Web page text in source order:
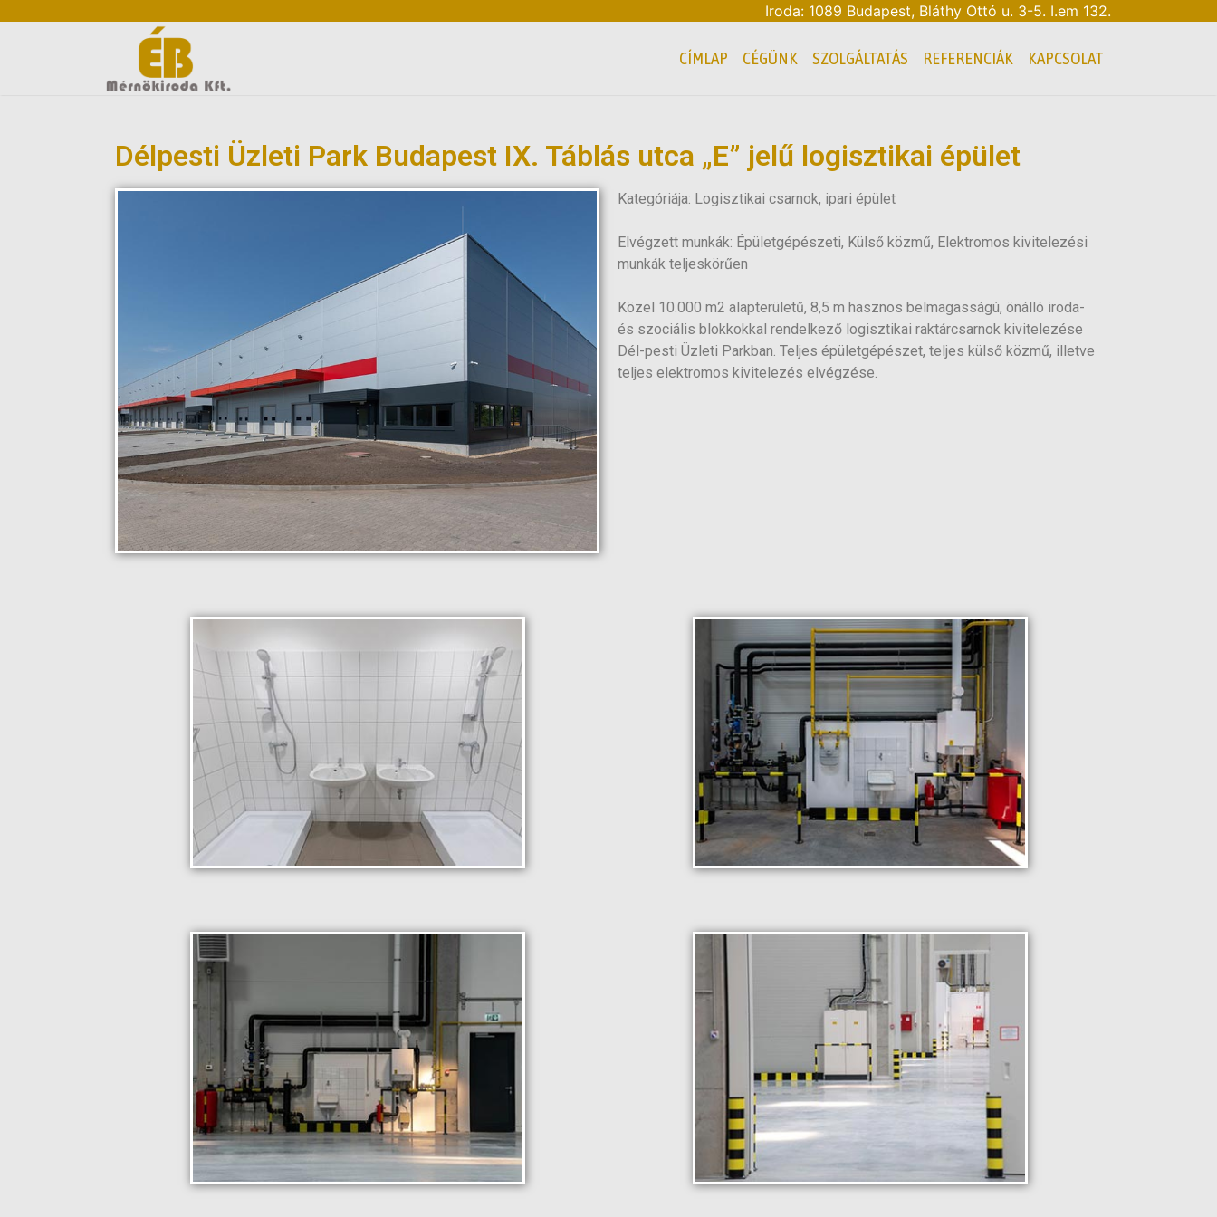
Iroda: 1089 Budapest, Bláthy Ottó u. 3-5. I.em 132.
CÍMLAP CÉGÜNK SZOLGÁLTATÁS REFERENCIÁK KAPCSOLAT
Délpesti Üzleti Park Budapest IX. Táblás utca „E” jelű logisztikai épület
Kategóriája: Logisztikai csarnok, ipari épület
Elvégzett munkák: Épületgépészeti, Külső közmű, Elektromos kivitelezési
munkák teljeskörűen
Közel 10.000 m2 alapterületű, 8,5 m hasznos belmagasságú, önálló iroda-
és szociális blokkokkal rendelkező logisztikai raktárcsarnok kivitelezése
Dél-pesti Üzleti Parkban. Teljes épületgépészet, teljes külső közmű, illetve
teljes elektromos kivitelezés elvégzése.